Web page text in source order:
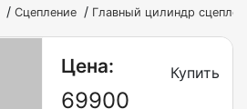
/ Сцепление / Главный цилиндр
Цена:
69900
Купить